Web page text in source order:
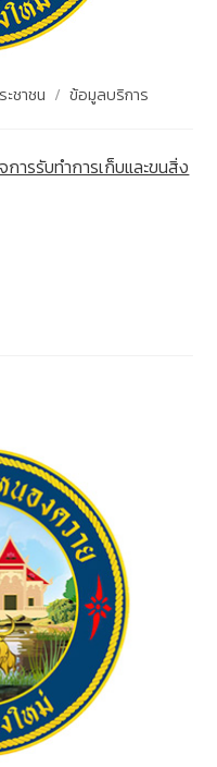
ชาชน / ข้อมูลบริการ
ารรับทำการเก็บและขนสิ่ง